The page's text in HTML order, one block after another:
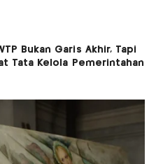
Bukan Garis Akhir, Tapi
Tata Kelola Pemerintahan